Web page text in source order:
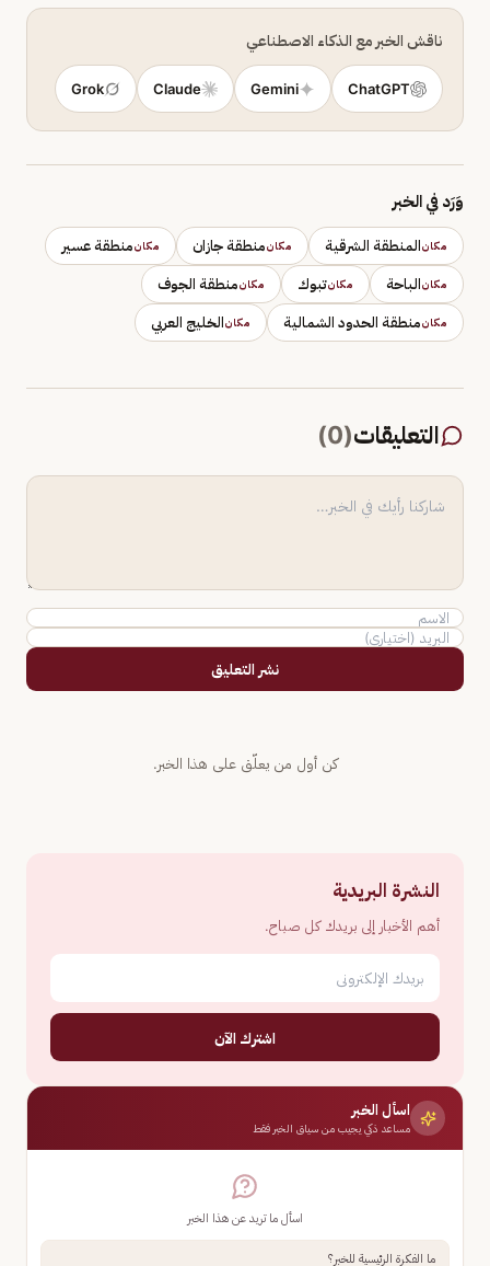
ناقش الخبر مع الذكاء الاصطناعي
ChatGPT
Gemini
Claude
Grok
وَرَد في الخبر
مكانالمنطقة الشرقية مكانمنطقة جازان مكانمنطقة عسير
مكانالباحة مكانتبوك مكانمنطقة الجوف
مكانمنطقة الحدود الشمالية مكانالخليج العربي
التعليقات(
0
)
نشر التعليق
كن أول من يعلّق على هذا الخبر.
النشرة البريدية
أهم الأخبار إلى بريدك كل صباح.
اشترك الآن
اسأل الخبر
مساعد ذكي يجيب من سياق الخبر فقط
اسأل ما تريد عن هذا الخبر
ما الفكرة الرئيسية للخبر؟